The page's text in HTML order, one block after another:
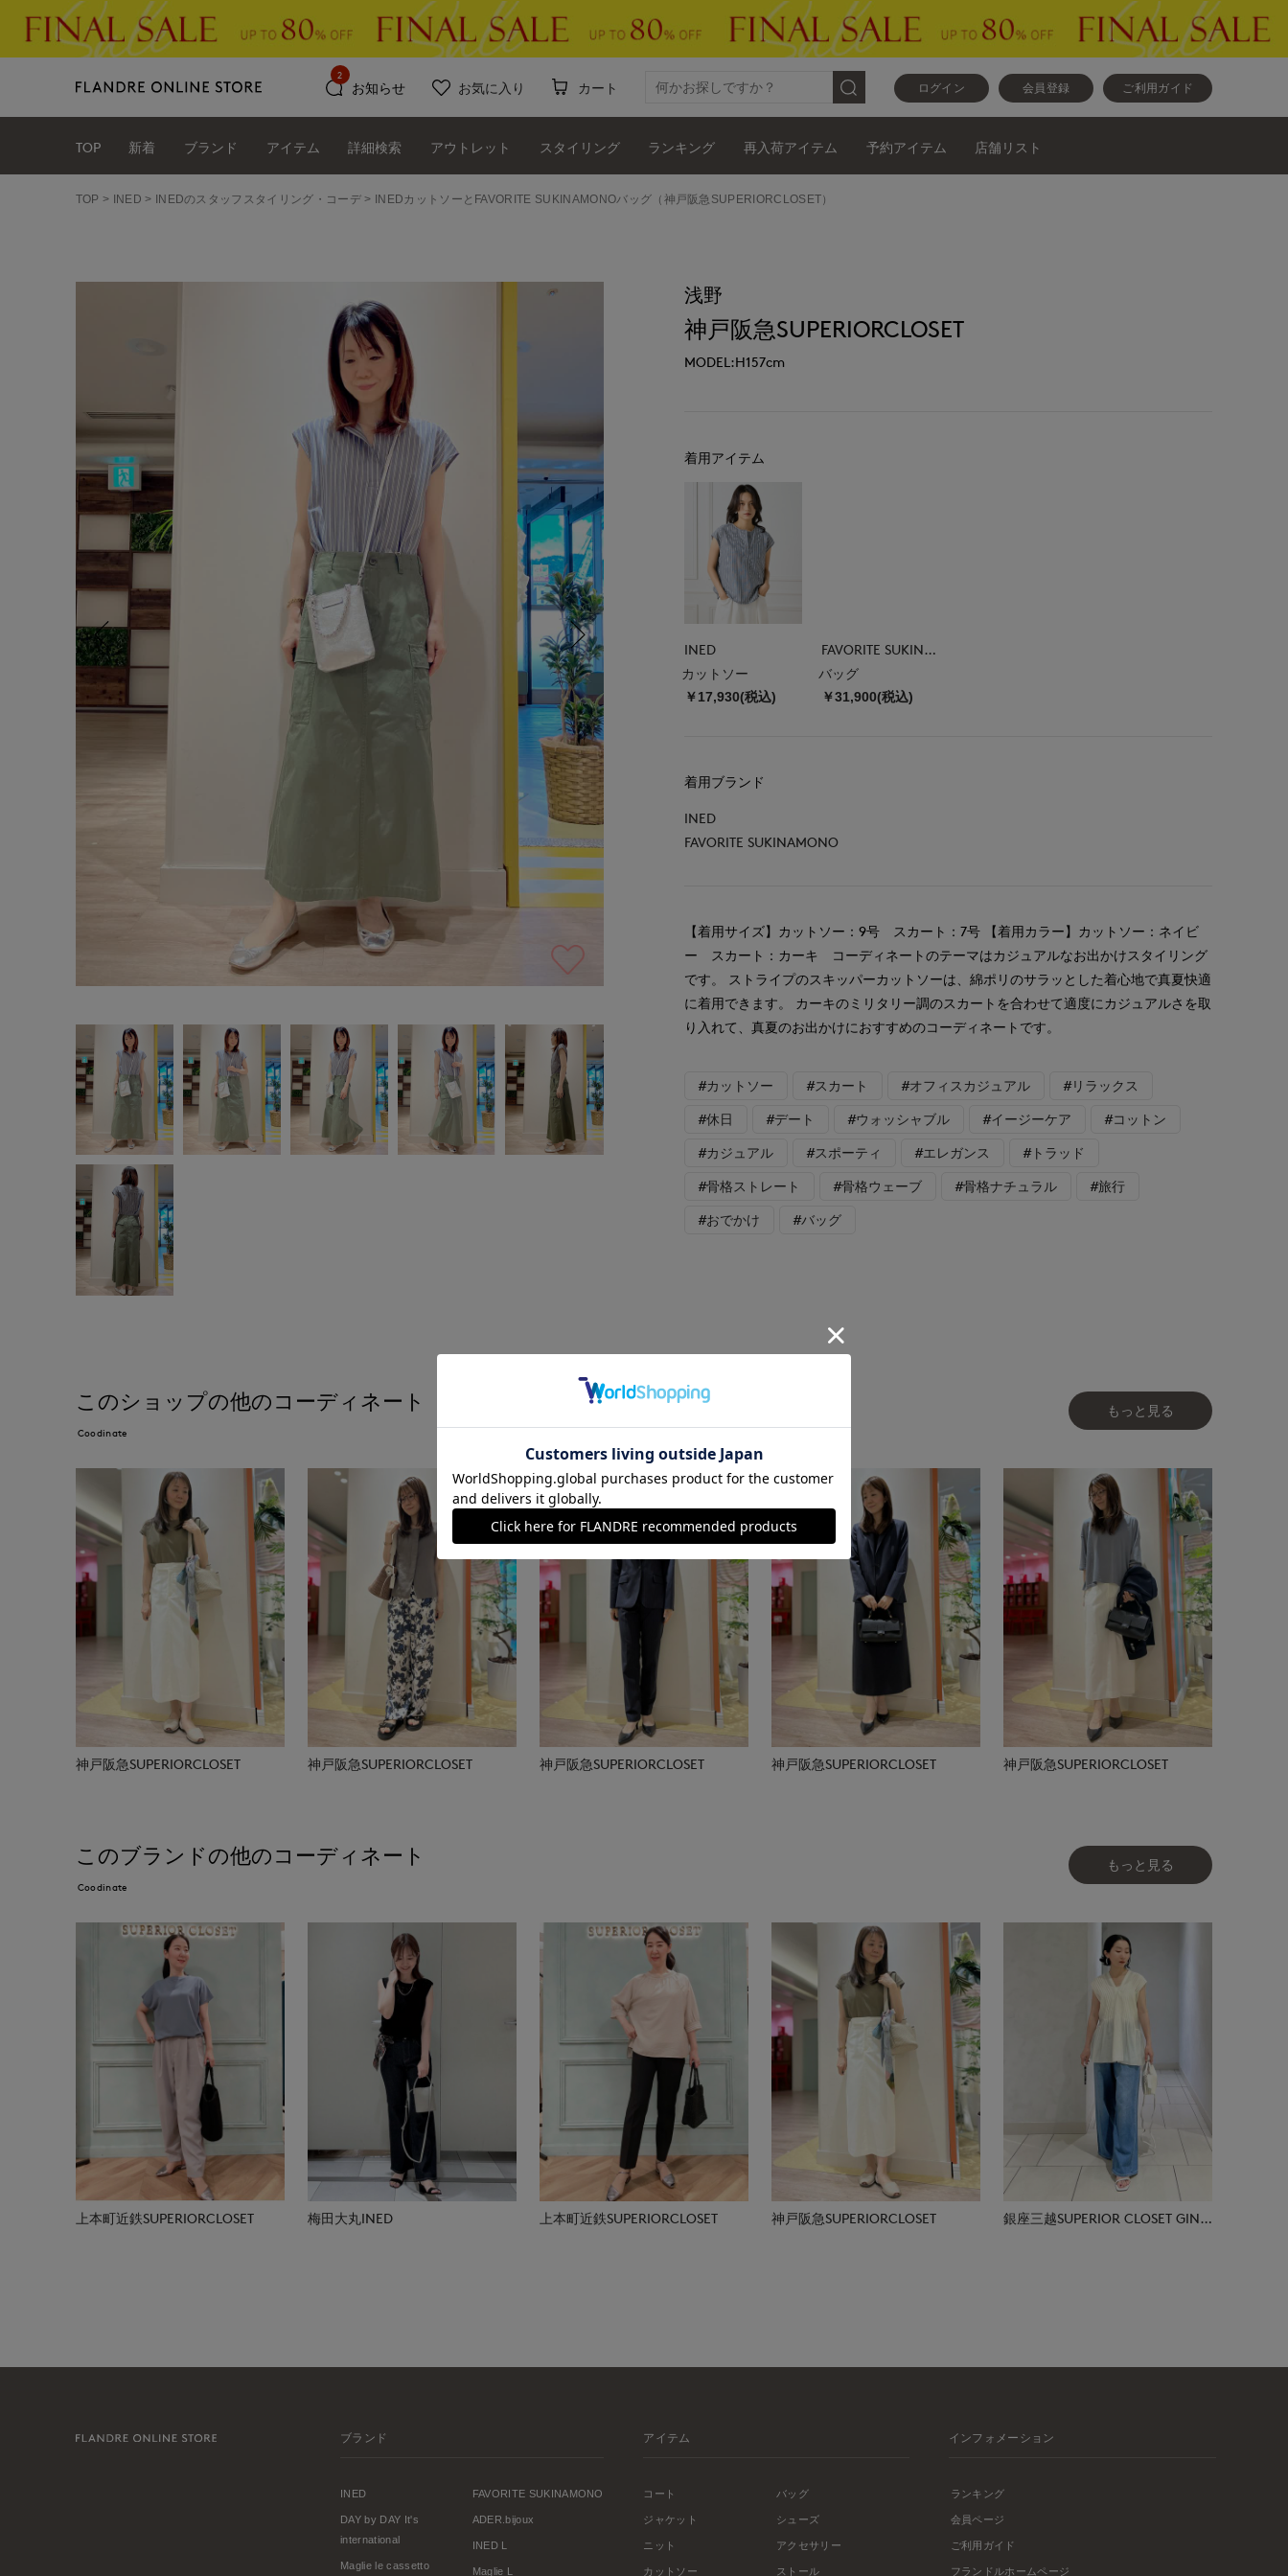
ログイン 会員登録 ご利用ガイド
お知らせ
2
お気に入り カート
TOP 新着 ブランド アイテム 詳細検索 アウトレット スタイリング ランキング 再入荷アイテム 予約アイテム 店舗リスト
TOP INED INEDのスタッフスタイリング・コーデ INEDカットソーとFAVORITE SUKINAMONOバッグ（神戸阪急SUPERIORCLOSET）
浅野
神戸阪急SUPERIORCLOSET
MODEL:H157cm
着用アイテム
INED
カットソー
￥17,930(税込)
FAVORITE SUKINAMONO
バッグ
￥31,900(税込)
着用ブランド
INED
FAVORITE SUKINAMONO
【着用サイズ】カットソー：9号 スカート：7号 【着用カラー】カットソー：ネイビ
ー スカート：カーキ コーディネートのテーマはカジュアルなお出かけスタイリング
です。 ストライプのスキッパーカットソーは、綿ポリのサラッとした着心地で真夏快適
に着用できます。 カーキのミリタリー調のスカートを合わせて適度にカジュアルさを取
り入れて、真夏のお出かけにおすすめのコーディネートです。
#カットソー #スカート #オフィスカジュアル #リラックス
#休日 #デート #ウォッシャブル #イージーケア #コットン
#カジュアル #スポーティ #エレガンス #トラッド
#骨格ストレート #骨格ウェーブ #骨格ナチュラル #旅行
#おでかけ #バッグ
このショップの他のコーディネート
Coodinate
もっと見る
神戸阪急SUPERIORCLOSET 神戸阪急SUPERIORCLOSET 神戸阪急SUPERIORCLOSET 神戸阪急SUPERIORCLOSET 神戸阪急SUPERIORCLOSET
このブランドの他のコーディネート
Coodinate
もっと見る
上本町近鉄SUPERIORCLOSET 梅田大丸INED 上本町近鉄SUPERIORCLOSET 神戸阪急SUPERIORCLOSET 銀座三越SUPERIOR CLOSET GINZA
ブランド
INED
DAY by DAY It's
international
Maglie le cassetto
FAVORITE SUKINAMONO
ADER.bijoux
INED L
Maglie L
アイテム
コート
ジャケット
ニット
カットソー
バッグ
シューズ
アクセサリー
ストール
インフォメーション
ランキング
会員ページ
ご利用ガイド
フランドルホームページ